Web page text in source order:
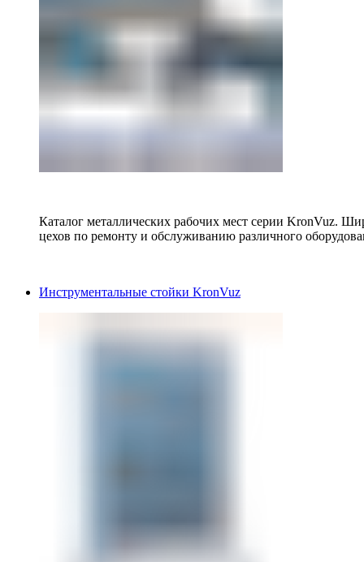
Каталог металлических рабочих мест серии KronVuz.
цехов по ремонту и обслуживанию различного
Инструментальные стойки KronVuz